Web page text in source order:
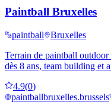
Paintball Bruxelles
paintball
Bruxelles
Terrain de paintball
dès 8 ans, team building et
4.9(0)
paintballbruxelles.brussels